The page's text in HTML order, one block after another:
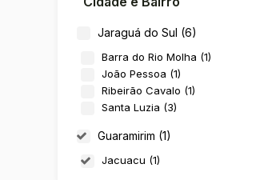
Jaraguá do Sul (6)
Barra do Rio Molha (1)
João Pessoa (1)
Ribeirão Cavalo (1)
Santa Luzia (3)
Guaramirim (1)
Jacuacu (1)